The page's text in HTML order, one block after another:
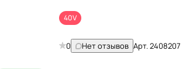
40V
0 Нет отзывов Арт.2408207